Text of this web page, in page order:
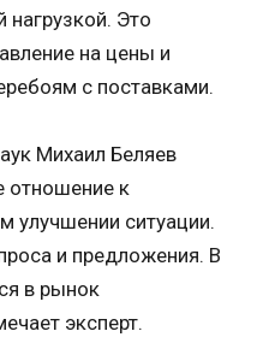
Это
на цены и
с поставками.
Михаил Беляев
отношение к
улучшении ситуации.
и предложения. В
в рынок
эксперт.